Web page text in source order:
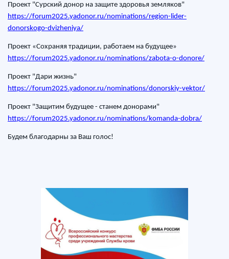
Проект "Сурский донор на защите здоровья земляков"
https://forum2025.yadonor.ru/nominations/region-lider-
donorskogo-dvizheniya/
Проект «Сохраняя традиции, работаем на будущее»
https://forum2025.yadonor.ru/nominations/zabota-o-donore/
Проект "Дари жизнь"
https://forum2025.yadonor.ru/nominations/donorskiy-vektor/
Проект "Защитим будущее - станем донорами"
https://forum2025.yadonor.ru/nominations/komanda-dobra/
Будем благодарны за Ваш голос!